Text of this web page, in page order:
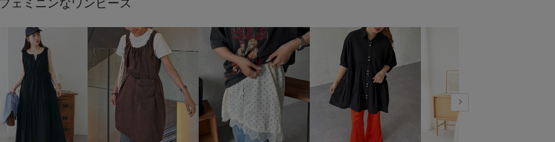
ェミニンなワンピース